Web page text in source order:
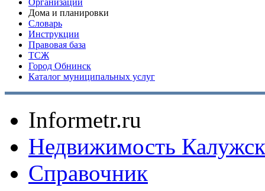
Организации
Дома и планировки
Словарь
Инструкции
Правовая база
ТСЖ
Город Обнинск
Каталог муниципальных услуг
Informetr.ru
Недвижимость
Справочник